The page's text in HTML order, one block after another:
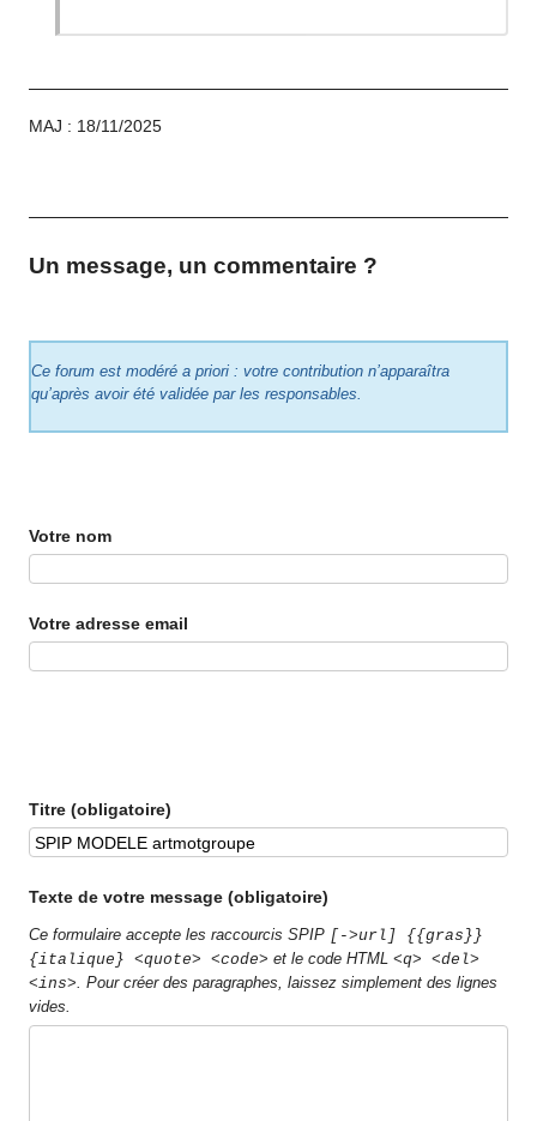
MAJ : 18/11/2025
Un message, un commentaire ?
Ce forum est modéré a priori : votre contribution n’apparaîtra
qu’après avoir été validée par les responsables.
Votre nom
Votre adresse email
Titre (obligatoire)
Texte de votre message (obligatoire)
Ce formulaire accepte les raccourcis SPIP [->url] {{gras}}
{italique} <quote> <code> et le code HTML<q> <del>
<ins> . Pour créer des paragraphes, laissez simplement des lignes
vides.